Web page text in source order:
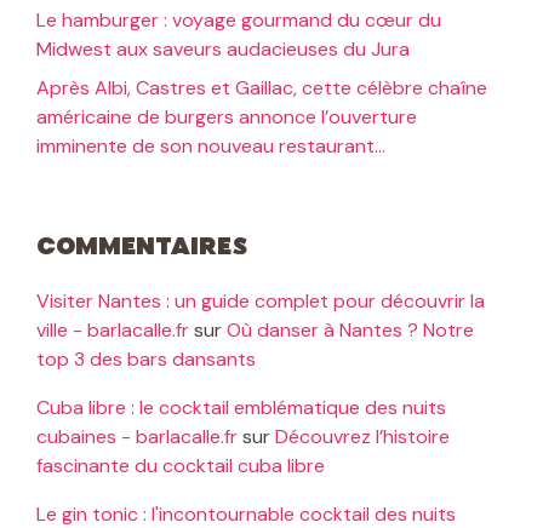
Le hamburger : voyage gourmand du cœur du
Midwest aux saveurs audacieuses du Jura
Après Albi, Castres et Gaillac, cette célèbre chaîne
américaine de burgers annonce l’ouverture
imminente de son nouveau restaurant…
Commentaires
Visiter Nantes : un guide complet pour découvrir la
ville - barlacalle.frsurOù danser à Nantes ? Notre
top 3 des bars dansants
Cuba libre : le cocktail emblématique des nuits
cubaines - barlacalle.frsurDécouvrez l’histoire
fascinante du cocktail cuba libre
Le gin tonic : l'incontournable cocktail des nuits